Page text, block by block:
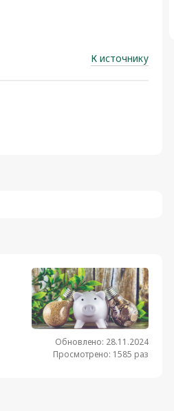
К источнику
Обновлено: 28.11.2024
Просмотрено: 1585 раз